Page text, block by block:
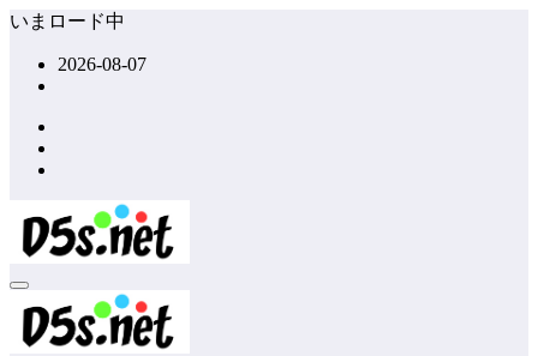
コ
ッ
プ
いまロード中
2026-08-07